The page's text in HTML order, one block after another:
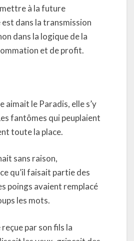
à la future
dans la transmission
dans la logique de la
et de profit.
aimait le Paradis, elle s’y
fantômes qui peuplaient
toute la place.
sans raison,
qu’il faisait partie des
poings avaient remplacé
les mots.
par son fils la